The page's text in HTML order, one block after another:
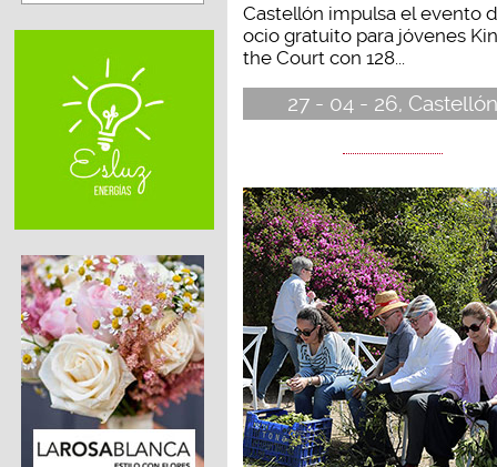
Castellón impulsa el evento
ocio gratuito para jóvenes
the Court con 128...
27 - 04 - 26, Castellón